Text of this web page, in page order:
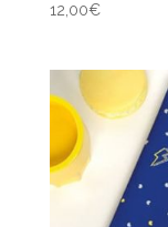
12,00€